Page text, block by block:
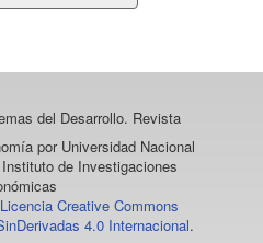
del Desarrollo. Revista
por Universidad Nacional
de Investigaciones
Licencia Creative Commons
4.0 Internacional.